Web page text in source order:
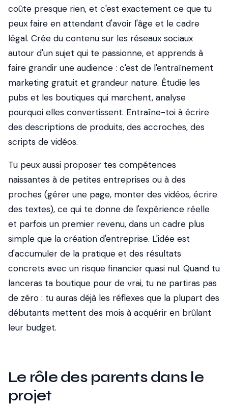
coûte presque rien, et c'est exactement ce que tu
peux faire en attendant d'avoir l'âge et le cadre
légal. Crée du contenu sur les réseaux sociaux
autour d'un sujet qui te passionne, et apprends à
faire grandir une audience : c'est de l'entraînement
marketing gratuit et grandeur nature. Étudie les
pubs et les boutiques qui marchent, analyse
pourquoi elles convertissent. Entraîne-toi à écrire
des descriptions de produits, des accroches, des
scripts de vidéos.
Tu peux aussi proposer tes compétences
naissantes à de petites entreprises ou à des
proches (gérer une page, monter des vidéos, écrire
des textes), ce qui te donne de l'expérience réelle
et parfois un premier revenu, dans un cadre plus
simple que la création d'entreprise. L'idée est
d'accumuler de la pratique et des résultats
concrets avec un risque financier quasi nul. Quand tu
lanceras ta boutique pour de vrai, tu ne partiras pas
de zéro : tu auras déjà les réflexes que la plupart des
débutants mettent des mois à acquérir en brûlant
leur budget.
Le rôle des parents dans le
projet